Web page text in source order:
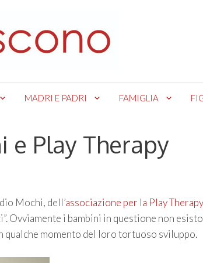
MADRI E PADRI FAMIGLIA
e Play Therapy
Mochi, dell’associazione per la Play
Ovviamente i bambini in questione non
qualche momento del loro tortuoso sviluppo.